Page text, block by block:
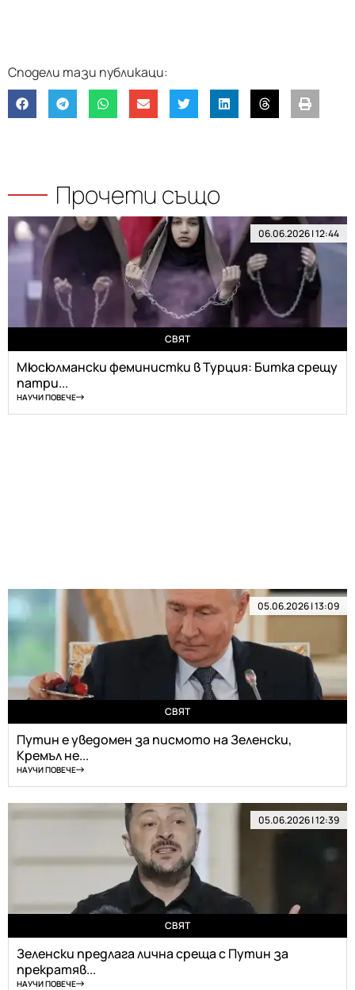
Прочети също
06.06.2026 | 12:44
СВЯТ
Мюсюлмански феминистки в Турция: Битка срещу
патри...
НАУЧИ ПОВЕЧЕ
05.06.2026 | 13:09
СВЯТ
Путин е уведомен за писмото на Зеленски,
Кремъл не...
НАУЧИ ПОВЕЧЕ
05.06.2026 | 12:39
СВЯТ
Зеленски предлага лична среща с Путин за
прекратяв...
НАУЧИ ПОВЕЧЕ